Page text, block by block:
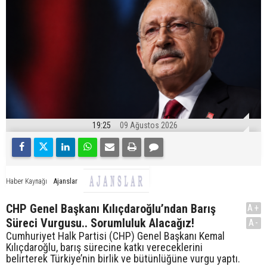
19:25 09 Ağustos 2026
Haber Kaynağı Ajanslar
CHP Genel Başkanı Kılıçdaroğlu’ndan Barış
Süreci Vurgusu.. Sorumluluk Alacağız!
Cumhuriyet Halk Partisi (CHP) Genel Başkanı Kemal
Kılıçdaroğlu, barış sürecine katkı vereceklerini
belirterek Türkiye’nin birlik ve bütünlüğüne vurgu yaptı.
A+
A-